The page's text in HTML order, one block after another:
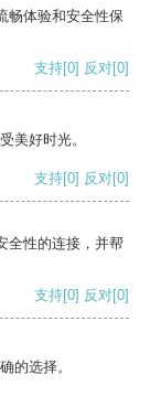
畅体验和安全性保
支持[0] 反对[0]
美好时光。
支持[0] 反对[0]
全性的连接，并帮
支持[0] 反对[0]
的选择。